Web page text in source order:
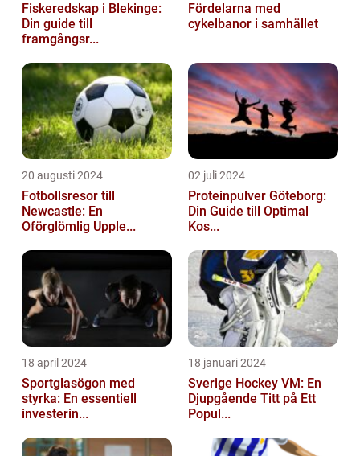
Fiskeredskap i Blekinge:
Din guide till
framgångsr...
Fördelarna med
cykelbanor i samhället
20 augusti 2024
Fotbollsresor till
Newcastle: En
Oförglömlig Upple...
02 juli 2024
Proteinpulver Göteborg:
Din Guide till Optimal
Kos...
18 april 2024
Sportglasögon med
styrka: En essentiell
investerin...
18 januari 2024
Sverige Hockey VM: En
Djupgående Titt på Ett
Popul...